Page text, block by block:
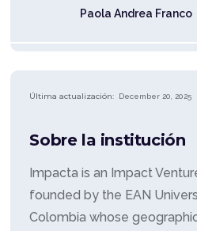
Paola Andrea Franco
Última actualización: December 20, 2025
Sobre la institución
Impacta is an Impact
founded by the EAN
Colombia whose